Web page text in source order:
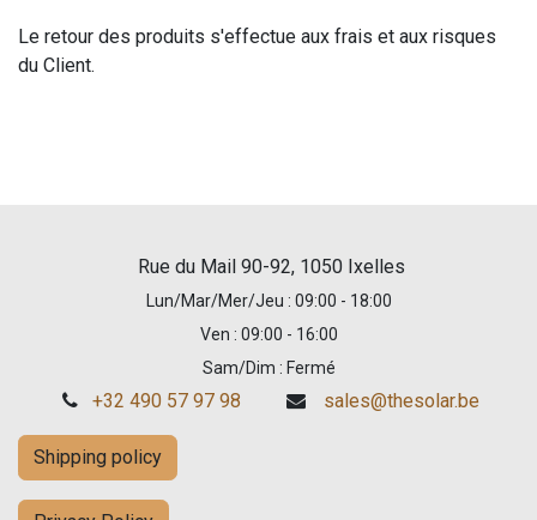
Le retour des produits s'effectue aux frais et aux risques
du Client.
Rue du Mail 90-92, 1050 Ixelles
Lun/Mar/Mer/Jeu : 09:00 - 18:00
Ven : 09:00 - 16:00
Sam/Dim : Fermé
+32 490 57 97 98 sales@thesolar.be
Shipping policy